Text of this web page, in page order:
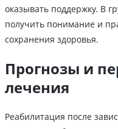
оказывать поддержку. В
получить понимание и
сохранения здоровья.
Прогнозы и
лечения
Реабилитация после